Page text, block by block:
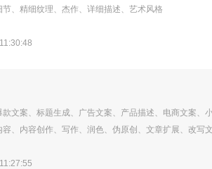
节、精细纹理、杰作、详细描述、艺术风格
款文案、标题生成、广告文案、产品描述、电商文案、
容、内容创作、写作、润色、伪原创、文章扩展、改写